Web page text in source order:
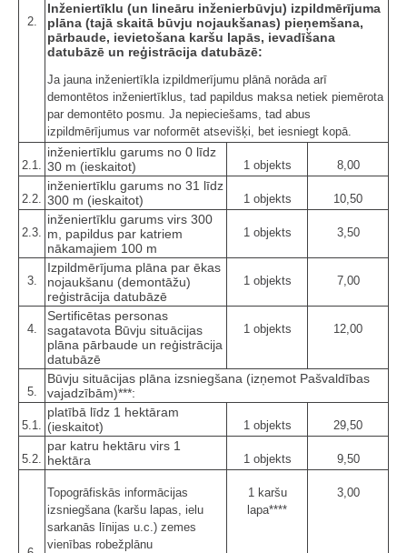
2.
Inženiertīklu (un lineāru inženierbūvju) izpildmērījuma
plāna (tajā skaitā būvju nojaukšanas) pieņemšana,
pārbaude, ievietošana karšu lapās, ievadīšana
datubāzē un reģistrācija datubāzē:
Ja jauna inženiertīkla izpildmerījumu plānā norāda arī
demontētos inženiertīklus, tad papildus maksa netiek piemērota
par demontēto posmu. Ja nepieciešams, tad abus
izpildmērījumus var noformēt atsevišķi, bet iesniegt kopā.
2.1.
inženiertīklu garums no 0 līdz
30 m (ieskaitot)
1 objekts 8,00
2.2.
inženiertīklu garums no 31 līdz
300 m (ieskaitot)
1 objekts 10,50
2.3.
inženiertīklu garums virs 300
m, papildus par katriem
nākamajiem 100 m
1 objekts 3,50
3.
Izpildmērījuma plāna par ēkas
nojaukšanu (demontāžu)
reģistrācija datubāzē
1 objekts 7,00
4.
Sertificētas personas
sagatavota Būvju situācijas
plāna pārbaude un reģistrācija
datubāzē
1 objekts 12,00
5.
Būvju situācijas plāna izsniegšana (izņemot Pašvaldības
vajadzībām)***:
5.1.
platībā līdz 1 hektāram
(ieskaitot)
1 objekts 29,50
5.2.
par katru hektāru virs 1
hektāra
1 objekts 9,50
Topogrāfiskās informācijas
izsniegšana (karšu lapas, ielu
sarkanās līnijas u.c.) zemes
vienības robežplānu
1 karšu
lapa****
3,00